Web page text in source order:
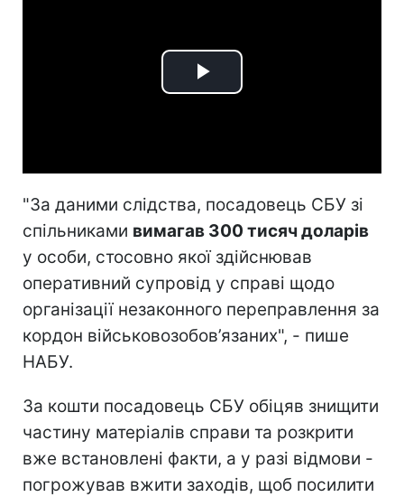
Play
"За даними слідства, посадовець СБУ зі
спільниками вимагав 300 тисяч доларів
у особи, стосовно якої здійснював
оперативний супровід у справі щодо
організації незаконного переправлення за
кордон військовозобов’язаних", - пише
НАБУ.
За кошти посадовець СБУ обіцяв знищити
частину матеріалів справи та розкрити
вже встановлені факти, а у разі відмови -
погрожував вжити заходів, щоб посилити